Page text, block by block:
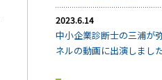
2023.6.14
中小企業診断士の三浦が
ネルの動画に出演しまし